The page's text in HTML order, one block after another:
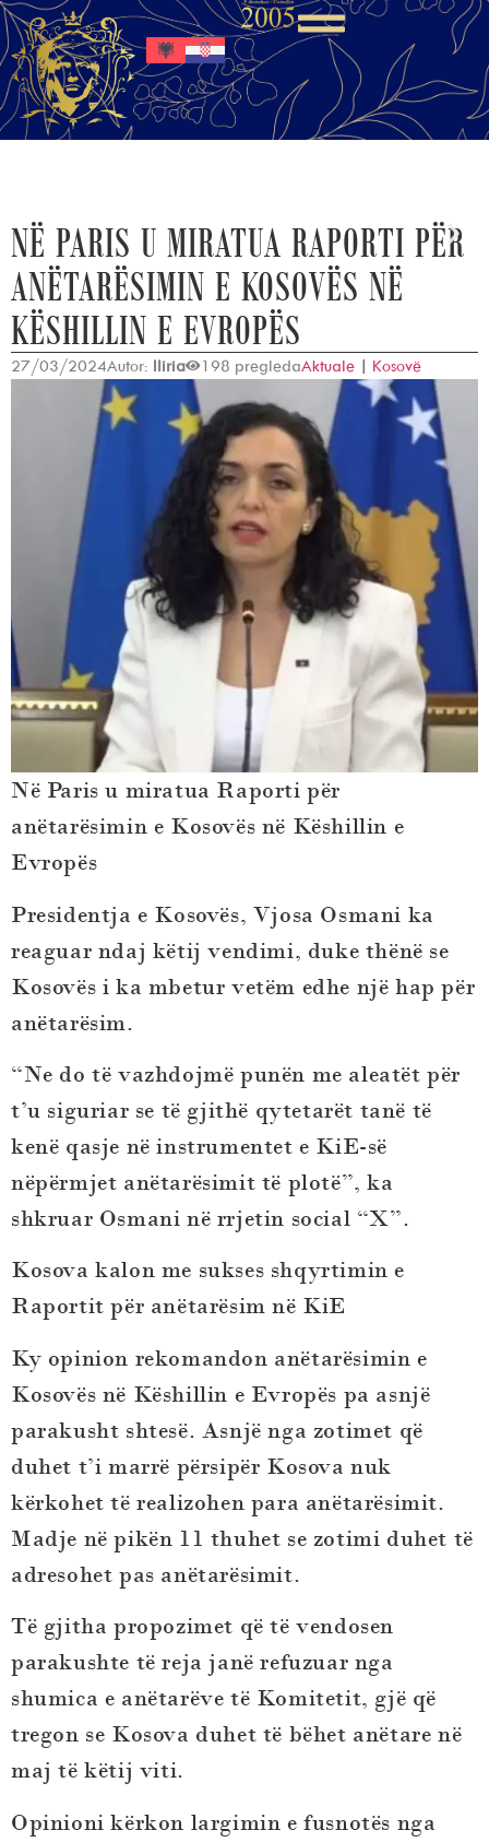
NË PARIS U MIRATUA RAPORTI PËR
ANËTARËSIMIN E KOSOVËS NË
KËSHILLIN E EVROPËS
27/03/2024Autor: Iliria 198 pregledaAktuale | Kosovë
Në Paris u miratua Raporti për
anëtarësimin e Kosovës në Këshillin e
Evropës
Presidentja e Kosovës, Vjosa Osmani ka
reaguar ndaj këtij vendimi, duke thënë se
Kosovës i ka mbetur vetëm edhe një hap për
anëtarësim.
“Ne do të vazhdojmë punën me aleatët për
t’u siguriar se të gjithë qytetarët tanë të
kenë qasje në instrumentet e KiE-së
nëpërmjet anëtarësimit të plotë”, ka
shkruar Osmani në rrjetin social “X”.
Kosova kalon me sukses shqyrtimin e
Raportit për anëtarësim në KiE
Ky opinion rekomandon anëtarësimin e
Kosovës në Këshillin e Evropës pa asnjë
parakusht shtesë. Asnjë nga zotimet që
duhet t’i marrë përsipër Kosova nuk
kërkohet të realizohen para anëtarësimit.
Madje në pikën 11 thuhet se zotimi duhet të
adresohet pas anëtarësimit.
Të gjitha propozimet që të vendosen
parakushte të reja janë refuzuar nga
shumica e anëtarëve të Komitetit, gjë që
tregon se Kosova duhet të bëhet anëtare në
maj të këtij viti.
Opinioni kërkon largimin e fusnotës nga